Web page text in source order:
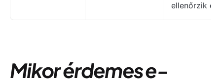
ellenőrzik
Mikor érdemes e-